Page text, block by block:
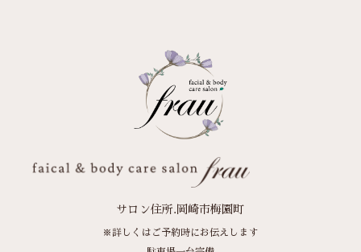
サロン住所.岡崎市梅園町
※詳しくはご予約時にお伝えします